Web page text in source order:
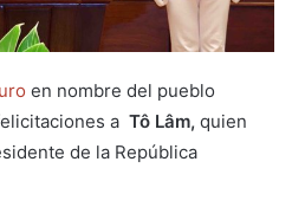
en nombre del pueblo
a Tô Lâm, quien
de la República